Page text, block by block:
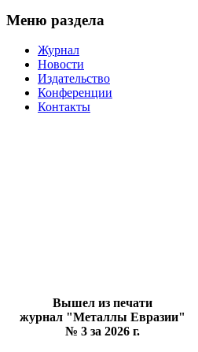
Меню раздела
Журнал
Новости
Издательство
Конференции
Контакты
Вышел из печати
журнал "Металлы Евразии"
№ 3 за 2026 г.